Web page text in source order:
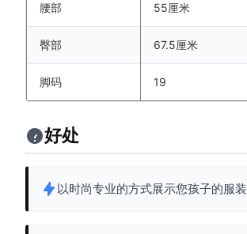
腰部 55厘米
臀部 67.5厘米
脚码 19
好处
以时尚专业的方式展示您孩子的服装